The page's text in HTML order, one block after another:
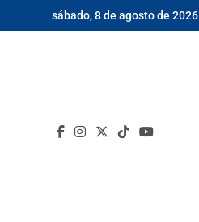
to
sábado, 8 de agosto de 2026